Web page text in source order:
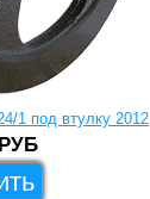
1 под втулку 2012
РУБ